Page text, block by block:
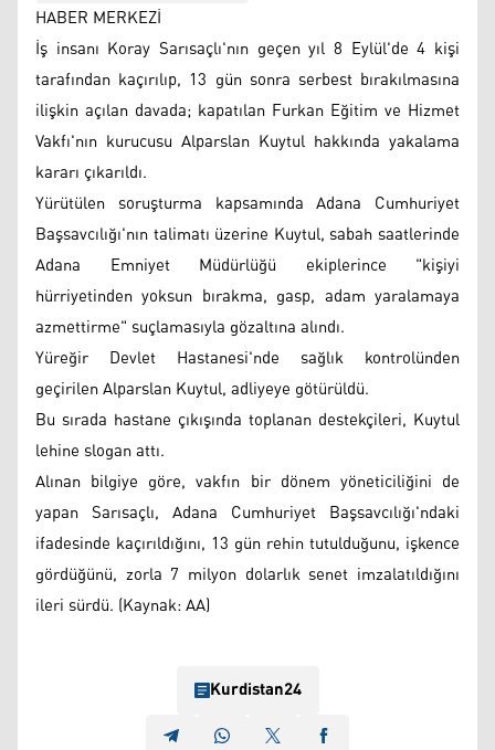
HABER MERKEZİ
İş insanı Koray Sarısaçlı'nın geçen yıl 8 Eylül'de 4 kişi
tarafından kaçırılıp, 13 gün sonra serbest bırakılmasına
ilişkin açılan davada; kapatılan Furkan Eğitim ve Hizmet
Vakfı'nın kurucusu Alparslan Kuytul hakkında yakalama
kararı çıkarıldı.
Yürütülen soruşturma kapsamında Adana Cumhuriyet
Başsavcılığı'nın talimatı üzerine Kuytul, sabah saatlerinde
Adana Emniyet Müdürlüğü ekiplerince "kişiyi
hürriyetinden yoksun bırakma, gasp, adam yaralamaya
azmettirme" suçlamasıyla gözaltına alındı.
Yüreğir Devlet Hastanesi'nde sağlık kontrolünden
geçirilen Alparslan Kuytul, adliyeye götürüldü.
Bu sırada hastane çıkışında toplanan destekçileri, Kuytul
lehine slogan attı.
Alınan bilgiye göre, vakfın bir dönem yöneticiliğini de
yapan Sarısaçlı, Adana Cumhuriyet Başsavcılığı'ndaki
ifadesinde kaçırıldığını, 13 gün rehin tutulduğunu, işkence
gördüğünü, zorla 7 milyon dolarlık senet imzalatıldığını
ileri sürdü. (Kaynak: AA)
Kurdistan24